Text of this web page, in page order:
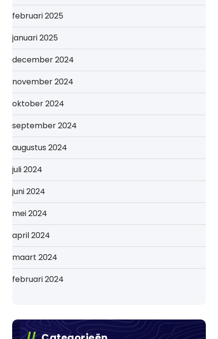
februari 2025
januari 2025
december 2024
november 2024
oktober 2024
september 2024
augustus 2024
juli 2024
juni 2024
mei 2024
april 2024
maart 2024
februari 2024